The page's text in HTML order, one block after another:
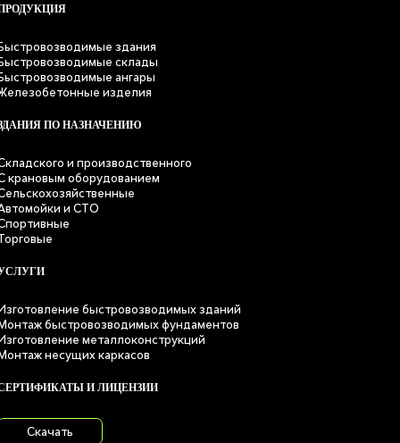
здания
склады
ангары
изделия
ПО НАЗНАЧЕНИЮ
и производственного
крановым оборудованием
и СТО
быстровозводимых зданий
быстровозводимых фундаментов
металлоконструкций
несущих каркасов
И ЛИЦЕНЗИИ
Скачать